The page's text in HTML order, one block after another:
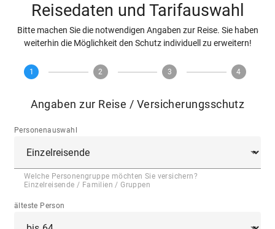
Reisedaten und Tarifauswahl
Bitte machen Sie die notwendigen Angaben zur Reise. Sie haben
weiterhin die Möglichkeit den Schutz individuell zu erweitern!
1 2 3 4
Angaben zur Reise / Versicherungsschutz
Personenauswahl
Welche Personengruppe möchten Sie versichern?
Einzelreisende / Familien / Gruppen
älteste Person